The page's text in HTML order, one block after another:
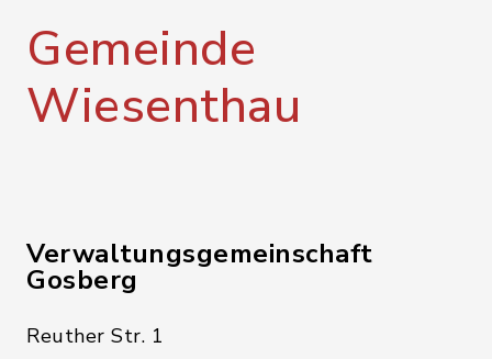
Gemeinde
Wiesenthau
Verwaltungsgemeinschaft
Gosberg
Reuther Str. 1